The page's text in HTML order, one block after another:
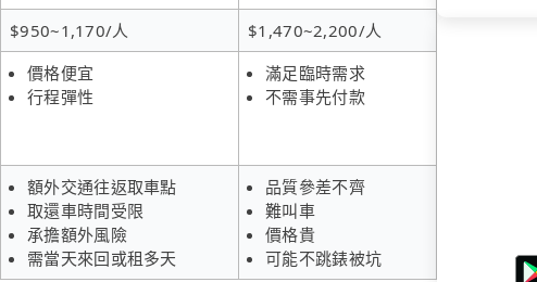
$950~1,170/人
$1,470~2,200/人
價格便宜
行程彈性
滿足臨時需求
不需事先付款
額外交通往返取車點
取還車時間受限
承擔額外風險
需當天來回或租多天
品質參差不齊
難叫車
價格貴
可能不跳錶被坑